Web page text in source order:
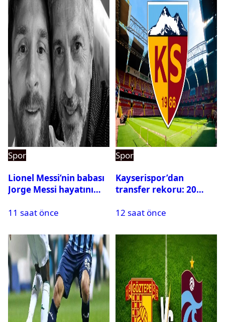
Spor
Lionel Messi’nin babası
Jorge Messi hayatını
11 saat önce
Spor
Kayserispor’dan
transfer rekoru: 20
12 saat önce